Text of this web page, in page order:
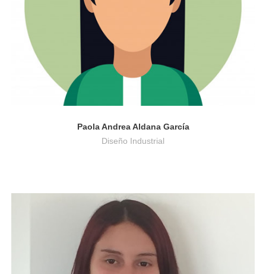
Paola Andrea Aldana García
Diseño Industrial